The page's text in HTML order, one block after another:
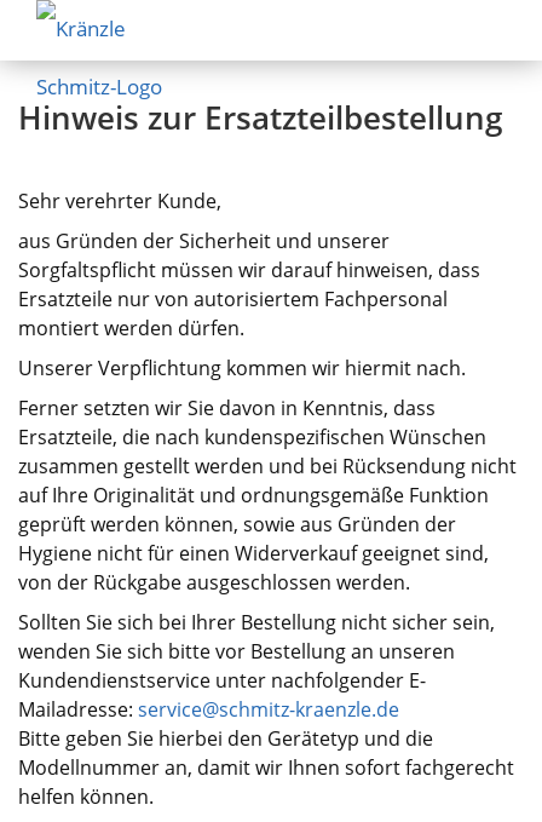
Hinweis zur Ersatzteilbestellung
Sehr verehrter Kunde,
aus Gründen der Sicherheit und unserer
Sorgfaltspflicht müssen wir darauf hinweisen, dass
Ersatzteile nur von autorisiertem Fachpersonal
montiert werden dürfen.
Unserer Verpflichtung kommen wir hiermit nach.
Ferner setzten wir Sie davon in Kenntnis, dass
Ersatzteile, die nach kundenspezifischen Wünschen
zusammen gestellt werden und bei Rücksendung nicht
auf Ihre Originalität und ordnungsgemäße Funktion
geprüft werden können, sowie aus Gründen der
Hygiene nicht für einen Widerverkauf geeignet sind,
von der Rückgabe ausgeschlossen werden.
Sollten Sie sich bei Ihrer Bestellung nicht sicher sein,
wenden Sie sich bitte vor Bestellung an unseren
Kundendienstservice unter nachfolgender E-
Mailadresse: service@schmitz-kraenzle.de
Bitte geben Sie hierbei den Gerätetyp und die
Modellnummer an, damit wir Ihnen sofort fachgerecht
helfen können.